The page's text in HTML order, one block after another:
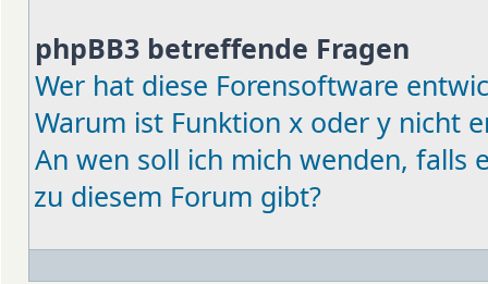
phpBB3 betreffende Fragen
Wer hat diese Forensoftware
Warum ist Funktion x oder y nicht
An wen soll ich mich wenden, falls
zu diesem Forum gibt?